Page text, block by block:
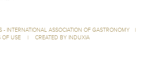
- INTERNATIONAL ASSOCIATION OF GASTRONOMY
|
OF USE
| CREATED BY INDUXIA